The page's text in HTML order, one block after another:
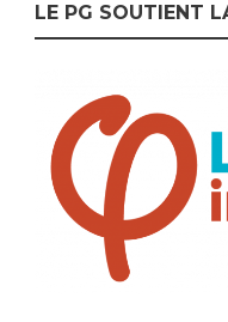
LE PG SOUTIENT